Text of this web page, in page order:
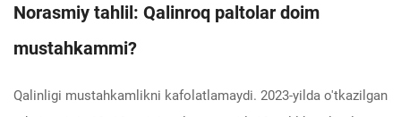
Norasmiy tahlil: Qalinroq paltolar doim
mustahkammi?
Qalinligi mustahkamlikni kafolatlamaydi. 2023-yilda o'tkazilgan